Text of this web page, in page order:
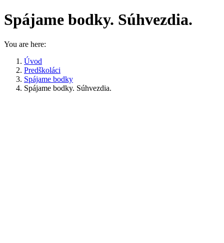
Spájame bodky. Súhvezdia.
You are here:
Úvod
Predškoláci
Spájame bodky
Spájame bodky. Súhvezdia.